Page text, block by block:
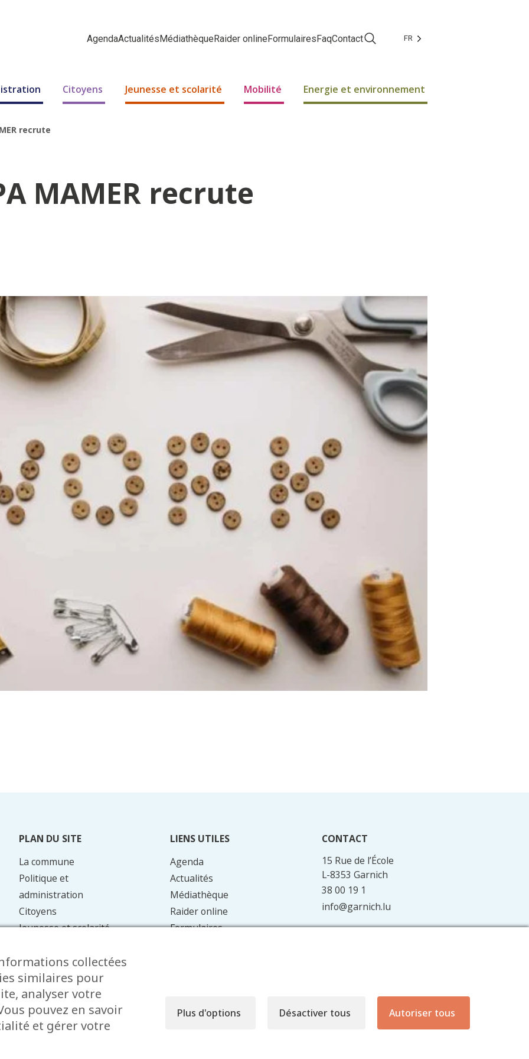
AgendaActualitésMédiathèqueRaider onlineFormulairesFaqContact Facebook
Instagram
FR
Citoyens Jeunesse et scolarité Mobilité Energie et environnement
recrute
MAMER recrute
PLAN DU SITE
La commune
Politique et
administration
Citoyens
Jeunesse et scolarité
Energie et
environnement
LIENS UTILES
Agenda
Actualités
Médiathèque
Raider online
Formulaires
CONTACT
15 Rue de l’École
L-8353 Garnich
38 00 19 1
info@garnich.lu
Facebook
Instagram
collectées
similaires pour
analyser votre
pouvez en savoir
et gérer votre
Plus d'options Désactiver tous Autoriser tous